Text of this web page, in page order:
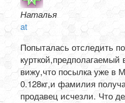
Наталья
at
Попыталась отследить
курткой,предполагаемый
вижу,что посылка уже в
0.128кг,и фамилия
продавец исчезли. Что